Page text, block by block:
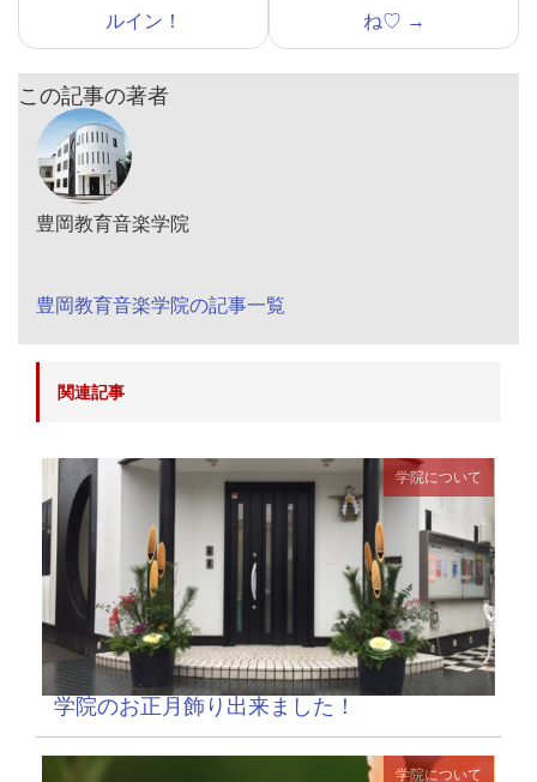
ルイン！
ね♡ →
この記事の著者
豊岡教育音楽学院
豊岡教育音楽学院の記事一覧
関連記事
学院について
学院のお正月飾り出来ました！
学院について